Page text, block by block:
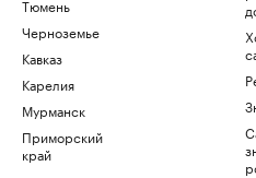
Тюмень
Черноземье
Кавказ
Карелия
Мурманск
Приморский
край